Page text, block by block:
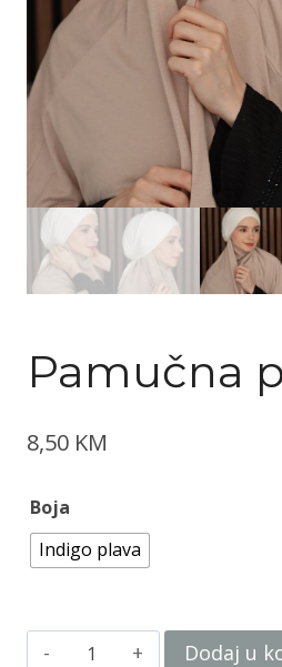
Pamučna
8,50 KM
Boja
Indigo plava
Pamučna
Dodaj u